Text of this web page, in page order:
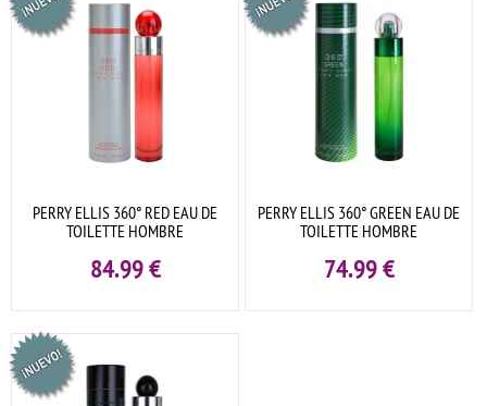
PERRY ELLIS 360° RED EAU DE
TOILETTE HOMBRE
84.99€
PERRY ELLIS 360° GREEN EAU DE
TOILETTE HOMBRE
74.99€